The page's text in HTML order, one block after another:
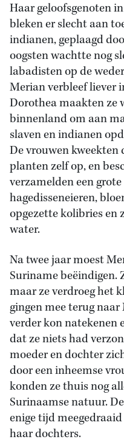
Haar geloofsgenoten
bleken er slecht aan
indianen, geplaagd
oogsten wachtte nog
labadisten op de
Merian verbleef liever
Dorothea maakten ze
binnenland om aan
slaven en indianen
De vrouwen kweekten
planten zelf op, en
verzamelden een
hagedisseneieren,
opgezette kolibries en
water.
Na twee jaar moest
Suriname beëindigen.
maar ze verdroeg het
gingen mee terug
verder kon natekenen
dat ze niets had
moeder en dochter
door een inheemse
konden ze thuis nog
Surinaamse natuur.
enige tijd
haar dochters.